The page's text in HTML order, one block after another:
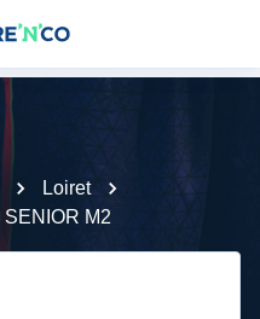
Loiret
SENIOR M2